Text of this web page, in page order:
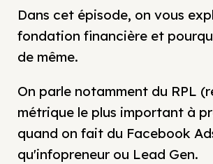
Dans cet épisode, on vous
fondation financière et
de même.
On parle notamment du RPL
métrique le plus important à
quand on fait du Facebook
qu'infopreneur ou Lead Gen.